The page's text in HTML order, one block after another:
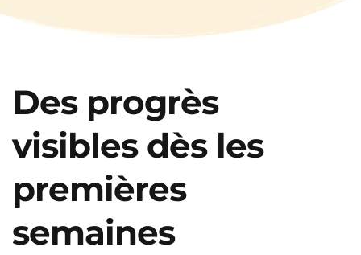
Des progrès
visibles dès les
premières
semaines